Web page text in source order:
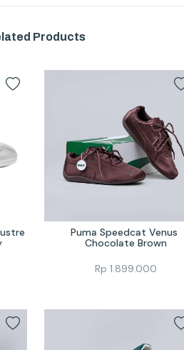
Products
Puma Speedcat Venus
Chocolate Brown
Rp 1.899.000